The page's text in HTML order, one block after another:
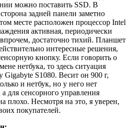
можно поставить SSD. В
задней панели заметно
месте расположен процессор Intel
активная, периодически
достаточно тихий. Планшет
интересные решения,
кнопку. Если говорить о
нетбука, то здесь ситуация
Gigabyte S1080. Весит он 900 г,
и нетбук, но у него нет
для сенсорного управления
плохо. Несмотря на это, я уверен,
покупателей.